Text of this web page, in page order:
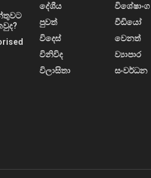
දේශීය
පුවත්
විදෙස්
විනිවිද
විලාසිතා
විශේෂාංග
වීඩියෝ
වෙනත්
ව්‍යාපාර
සංවර්ධන